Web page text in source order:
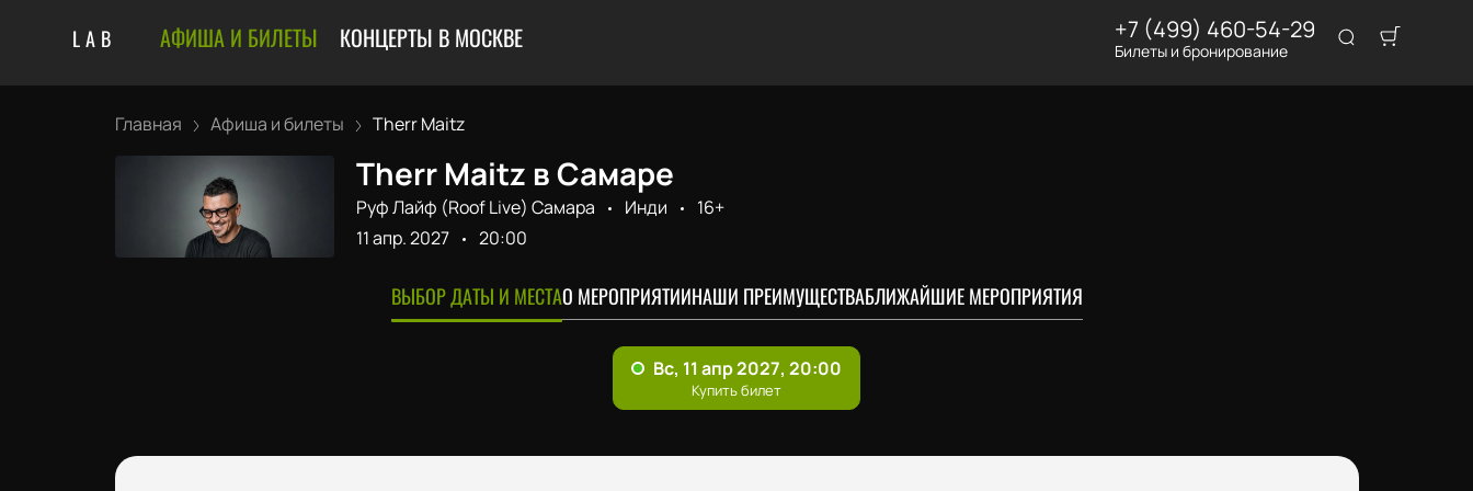
LAB АФИША И БИЛЕТЫ КОНЦЕРТЫ В МОСКВЕ +7 (499) 460-54-29
Билеты и бронирование
Главная Афиша и билеты Therr Maitz
Therr Maitz в Самаре
Руф Лайф (Roof Live) Самара Инди
16+
11 апр. 2027
20:00
ВЫБОР ДАТЫ И МЕСТАО МЕРОПРИЯТИИНАШИ ПРЕИМУЩЕСТВАБЛИЖАЙШИЕ МЕРОПРИЯТИЯ